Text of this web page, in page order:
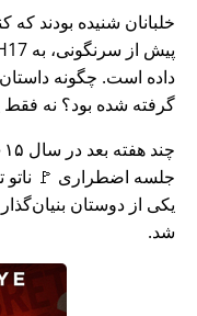
خلبانان شنیده بودند که
پیش از سرنگونی، به MH17 یک
داده است. چگونه داستان
گرفته شده بود؟ نه
جلسه اضطراری 🚩 ناتو
یکی از دوستان
شد.